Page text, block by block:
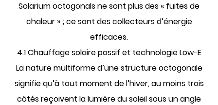
Solarium octogonalsne sont plus des « fuites de
chaleur » ; ce sont des collecteurs d’énergie
efficaces.
4.1 Chauffage solaire passif et technologie Low-E
La nature multiforme d’une structure octogonale
signifie qu’à tout moment de l’hiver, au moins trois
côtés reçoivent la lumière du soleil sous un angle